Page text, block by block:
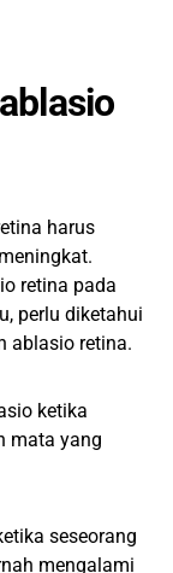
harus
retina pada
perlu diketahui
ablasio retina.
ketika
mata yang
seseorang
mengalami